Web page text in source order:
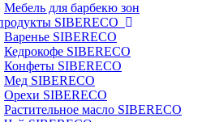
Мебель для барбекю зон
SIBERECO
Варенье SIBERECO
Кедрокофе SIBERECO
Конфеты SIBERECO
Мед SIBERECO
Орехи SIBERECO
Растительное масло SIBERECO